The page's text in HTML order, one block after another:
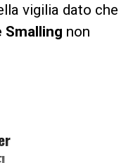
vigilia dato che
Smalling non